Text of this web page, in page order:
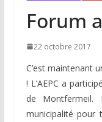
Forum
22 octobre 2017
C’est maintenant
! L’AEPC a
de
municipalité pour